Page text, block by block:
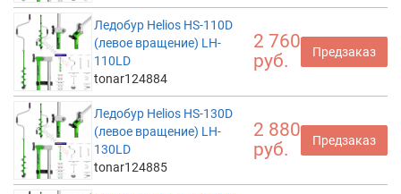
Ледобур Helios HS-110D
(левое вращение) LH-
110LD
tonar124884
2 760
руб.
Предзаказ
Ледобур Helios HS-130D
(левое вращение) LH-
130LD
tonar124885
2 880
руб.
Предзаказ